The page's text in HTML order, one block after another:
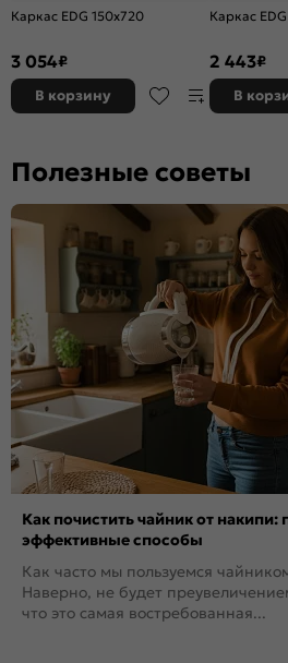
Каркас EDG 150x720
3 054₽
В корзину
Каркас
2 443₽
В
Полезные советы
Как почистить чайник от накипи:
эффективные способы
Как часто мы пользуемся
Наверно, не будет
что это самая востребованная...